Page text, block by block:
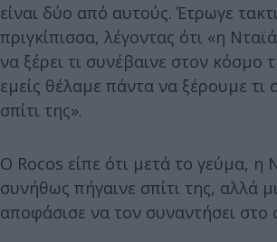
είναι δύο από αυτούς. Έτρωγε
πριγκίπισσα, λέγοντας ότι «η
να ξέρει τι συνέβαινε στον κόσμο
εμείς θέλαμε πάντα να ξέρουμε τι
σπίτι της».
Ο Rocos είπε ότι μετά το γεύμα, η
συνήθως πήγαινε σπίτι της, αλλά
αποφάσισε να τον συναντήσει στο